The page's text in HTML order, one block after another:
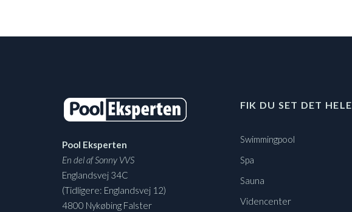
Pool Eksperten
En del af Sonny VVS
Englandsvej 34C
(Tidligere: Englandsvej 12)
4800 Nykøbing Falster
FIK DU SET DET HELE
Swimmingpool
Spa
Sauna
Videncenter